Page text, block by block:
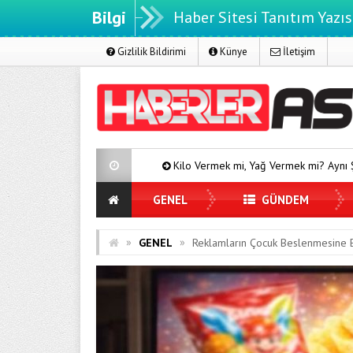
Bilgi Haber Sitesi Tanıtım
Gizlilik Bildirimi Künye İletişim
Kilo Vermek mi, Yağ Vermek mi? Aynı Şey Sanıyoruz Ama
GENEL GÜNDEM
» GENEL » Reklamların Çocuk Beslenmesine